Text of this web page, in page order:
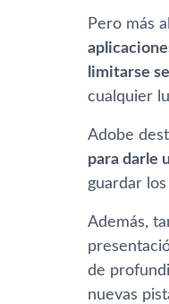
Pero más
limitarse
cualquier
Adobe
para darle
guardar
Además,
de
nuevas